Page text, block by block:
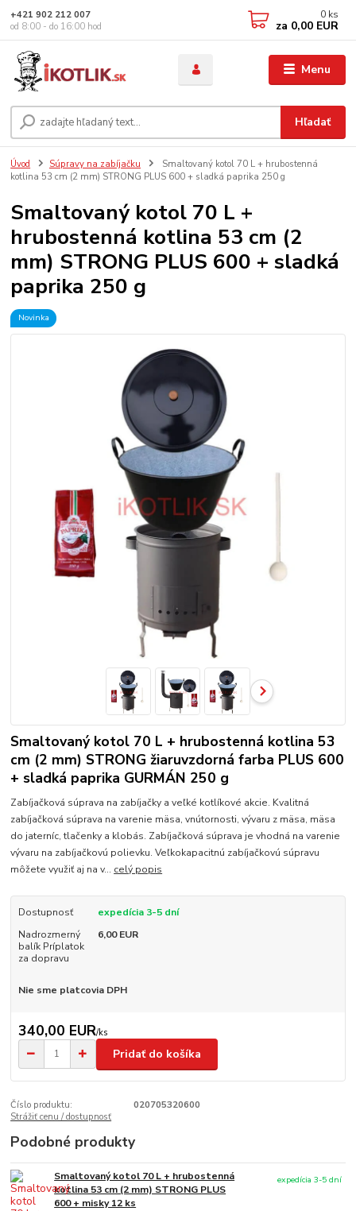
Menu
Hľadať
+421 902 212 007
od 8:00 - do 16:00 hod
0 ks
za 0,00 EUR
Úvod Súpravy na zabíjačku
Smaltovaný kotol 70 L + hrubostenná
kotlina 53 cm (2 mm) STRONG PLUS 600 + sladká paprika 250 g
Smaltovaný kotol 70 L +
hrubostenná kotlina 53 cm (2
mm) STRONG PLUS 600 + sladká
paprika 250 g
Novinka
Smaltovaný kotol 70 L + hrubostenná kotlina 53
cm (2 mm) STRONG žiaruvzdorná farba PLUS 600
+ sladká paprika GURMÁN 250 g
Zabíjačková súprava na zabíjačky a veľké kotlíkové akcie. Kvalitná
zabíjačková súprava na varenie mäsa, vnútornosti, vývaru z mäsa, mäsa
do jaterníc, tlačenky a klobás. Zabíjačková súprava je vhodná na varenie
vývaru na zabíjačkovú polievku. Veľkokapacitnú zabíjačkovú súpravu
môžete využiť aj na v... celý popis
Dostupnosť
expedícia 3-5 dní
Nadrozmerný
balík Príplatok
za dopravu
6,00 EUR
Nie sme platcovia DPH
340,00 EUR/ks
Pridať do košíka
Číslo produktu:
020705320600
Strážiť cenu / dostupnosť
Podobné produkty
Smaltovaný kotol 70 L + hrubostenná
kotlina 53 cm (2 mm) STRONG PLUS
600 + misky 12 ks
expedícia 3-5 dní